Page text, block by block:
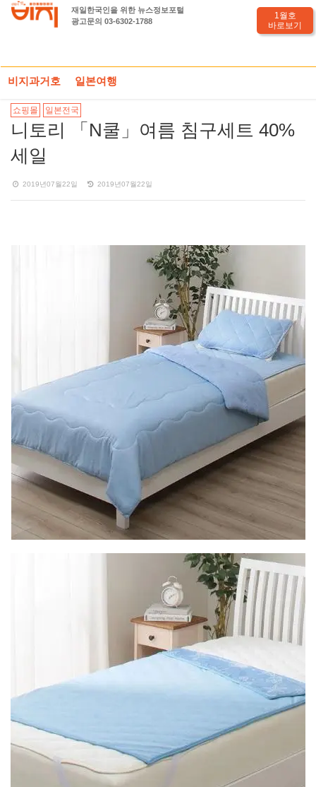
1월호
바로보기
재일한국인을 위한 뉴스정보포털
광고문의 03-6302-1788
비지과거호 일본여행
HOME 일본세일정보 PHOTO기사
쇼핑몰 일본전국
니토리 「N쿨」여름 침구세트 40%
세일
2019년07월22일 2019년07월22일